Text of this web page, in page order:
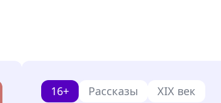
16+ Рассказы XIX век